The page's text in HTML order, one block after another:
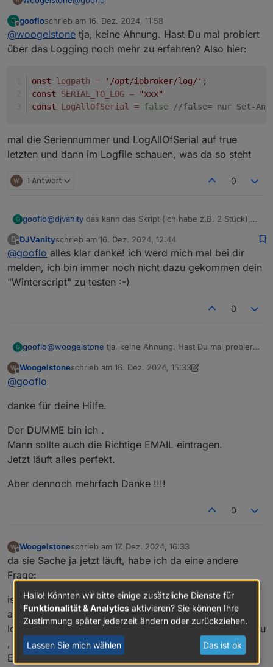
Zusatzpower_Offset: 10,
MinValueMin: 2,
MinValueAg: 0,
ReconnectMin: 30,
statesPrefix:
longitude: longitude,
er zeigt mir an das er mit dem MQTT von
ECOFLOW verbunden ist.
Die ganze Sache IOBROKER läuft bei mir auf
in der Verbindung .
javascript.0	09:58:54.770	info
javascript.0	09:58:54.982	info
javascript.0	09:59:09.798	warn	at
javascript.0	09:59:09.801	info
javascript.0	09:59:24.797	warn	at
G goofloschrieb am 16. Dez. 2024, 11:58
zuletzt editiert von
@woogelstone tja, keine Ahnung. Hast Du mal probiert
über das Logging noch mehr zu erfahren? Also hier:
onst logpath = '/opt/iobroker/log/' ;
const
SERIAL_TO_LOG =
"xxx"
const
LogAllOfSerial = false //false= nur Set-
mal die Seriennummer und LogAllOfSerial auf true
letzten und dann im Logfile schauen, was da so steht
1 Antwort 0
G gooflo@djvanity das kann das Skript (ich habe z.B. 2 Stück),
können.
D
Offline
DJVanityschrieb am 16. Dez. 2024, 12:44
zuletzt editiert von
@gooflo alles klar danke! ich werd mich mal bei dir
melden, ich bin immer noch nicht dazu gekommen dein
"Winterscript" zu testen :-)
0
G gooflo@woogelstone tja, keine Ahnung. Hast Du mal probiert
onst logpath = '/opt/iobroker/log/';
letzten und dann im Logfile schauen, was da so steht
Offline
Woogelstoneschrieb am 16. Dez. 2024, 15:33
zuletzt editiert von Woogelstone
@gooflo
danke für deine Hilfe.
Der DUMME bin ich .
Mann sollte auch die Richtige EMAIL eintragen.
Jetzt läuft alles perfekt.
Aber dennoch mehrfach Danke !!!!
0
Offline
Woogelstoneschrieb am 17. Dez. 2024, 16:33
zuletzt editiert von
da sie Sache ja jetzt läuft, habe ich da eine andere
Frage:
ist es möglich das der WR ,wenn keine Leistung mehr
auf den Solarzelle ist, sich nicht abzuschalten ?
Ich habe ja 2 KW Akku dran nur den Erweiterung's Akku
, also ohne AC USB und so weiter.
Er sollte ja dazu dienen im Dunkeln mein Kühlschrank
Hallo! Könnten wir bitte einige zusätzliche Dienste für
Funktionalität & Analytics aktivieren? Sie können Ihre
Zustimmung später jederzeit ändern oder zurückziehen.
Lassen Sie mich wählen Das ist ok